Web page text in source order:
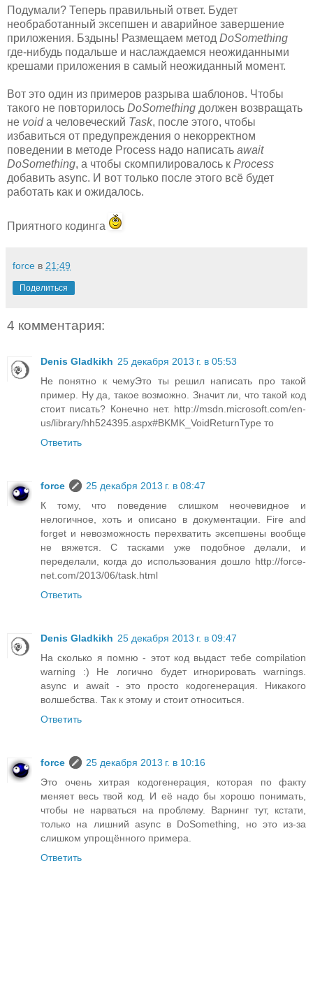
Подумали? Теперь правильный ответ. Будет
необработанный эксепшен и аварийное завершение
приложения. Бздынь! Размещаем метод DoSomething
где-нибудь подальше и наслаждаемся неожиданными
крешами приложения в самый неожиданный момент.
Вот это один из примеров разрыва шаблонов. Чтобы
такого не повторилось DoSomething должен возвращать
не voidа человеческий Task, после этого, чтобы
избавиться от предупреждения о некорректном
поведении в методе Process надо написать await
DoSomething, а чтобы скомпилировалось к Process
добавить async. И вот только после этого всё будет
работать как и ожидалось.
Приятного кодинга
force в 21:49
Поделиться
4 комментария:
Denis Gladkikh 25 декабря 2013 г. в 05:53
Не понятно к чемуЭто ты решил написать про такой
пример. Ну да, такое возможно. Значит ли, что такой код
стоит писать? Конечно нет. http://msdn.microsoft.com/en-
us/library/hh524395.aspx#BKMK_VoidReturnType то
Ответить
force
25 декабря 2013 г. в 08:47
К тому, что поведение слишком неочевидное и
нелогичное, хоть и описано в документации. Fire and
forget и невозможность перехватить эксепшены вообще
не вяжется. С тасками уже подобное делали, и
переделали, когда до использования дошло http://force-
net.com/2013/06/task.html
Ответить
Denis Gladkikh 25 декабря 2013 г. в 09:47
На сколько я помню - этот код выдаст тебе compilation
warning :) Не логично будет игнорировать warnings.
async и await - это просто кодогенерация. Никакого
волшебства. Так к этому и стоит относиться.
Ответить
force
25 декабря 2013 г. в 10:16
Это очень хитрая кодогенерация, которая по факту
меняет весь твой код. И её надо бы хорошо понимать,
чтобы не нарваться на проблему. Варнинг тут, кстати,
только на лишний async в DoSomething, но это из-за
слишком упрощённого примера.
Ответить